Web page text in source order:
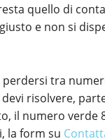
quello di
e non si
tra
risolvere,
il numero verde
la form su